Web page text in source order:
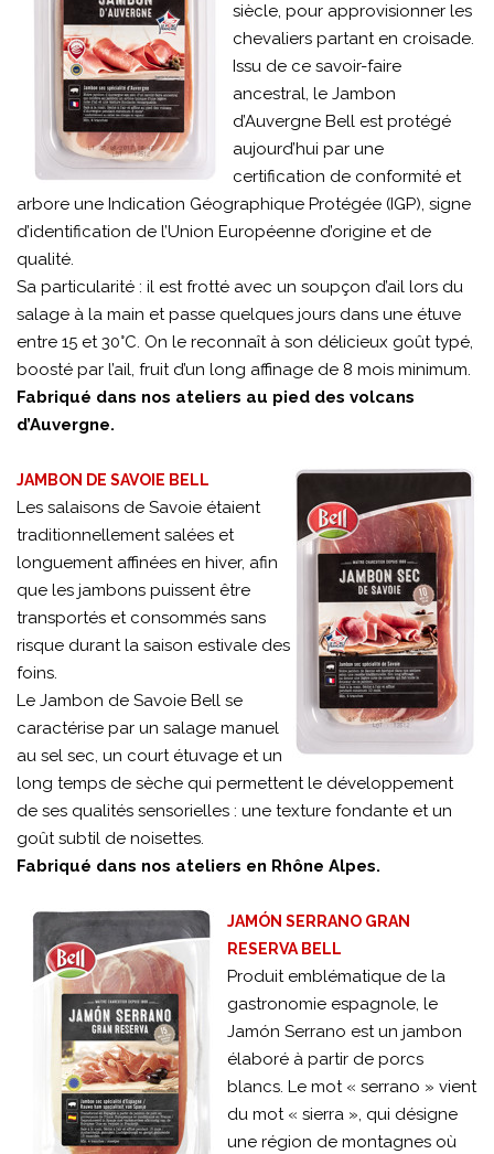
siècle, pour approvisionner les
chevaliers partant en croisade.
Issu de ce savoir-faire
ancestral, le Jambon
d’Auvergne Bell est protégé
aujourd’hui par une
certification de conformité et
arbore une Indication Géographique Protégée (IGP), signe
d’identification de l’Union Européenne d’origine et de
qualité.
Sa particularité : il est frotté avec un soupçon d’ail lors du
salage à la main et passe quelques jours dans une étuve
entre 15 et 30°C. On le reconnaît à son délicieux goût typé,
boosté par l’ail, fruit d’un long affinage de 8 mois minimum.
Fabriqué dans nos ateliers au pied des volcans
d’Auvergne.
JAMBON DE SAVOIE BELL
Les salaisons de Savoie étaient
traditionnellement salées et
longuement affinées en hiver, afin
que les jambons puissent être
transportés et consommés sans
risque durant la saison estivale des
foins.
Le Jambon de Savoie Bell se
caractérise par un salage manuel
au sel sec, un court étuvage et un
long temps de sèche qui permettent le développement
de ses qualités sensorielles : une texture fondante et un
goût subtil de noisettes.
Fabriqué dans nos ateliers en Rhône Alpes.
JAMÓN SERRANO GRAN
RESERVA BELL
Produit emblématique de la
gastronomie espagnole, le
Jamón Serrano est un jambon
élaboré à partir de porcs
blancs. Le mot « serrano » vient
du mot « sierra », qui désigne
une région de montagnes où